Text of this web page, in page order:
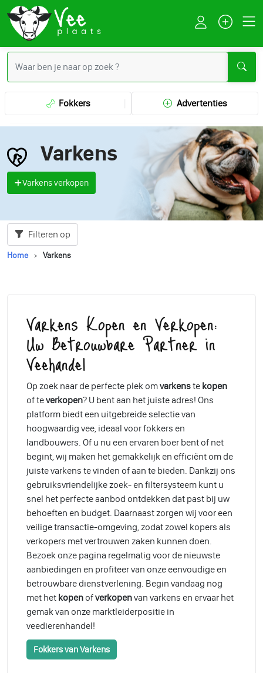
Fokkers Advertenties
Varkens
Varkens verkopen
Filteren op
Home Varkens
Varkens Kopen en Verkopen:
Uw Betrouwbare Partner in
Veehandel
Op zoek naar de perfecte plek omvarkenste kopen
of teverkopen? U bent aan het juiste adres! Ons
platform biedt een uitgebreide selectie van
hoogwaardig vee, ideaal voor fokkers en
landbouwers. Of u nu een ervaren boer bent of net
begint, wij maken het gemakkelijk en efficiënt om de
juiste varkens te vinden of aan te bieden. Dankzij ons
gebruiksvriendelijke zoek- en filtersysteem kunt u
snel het perfecte aanbod ontdekken dat past bij uw
behoeften en budget. Daarnaast zorgen wij voor een
veilige transactie-omgeving, zodat zowel kopers als
verkopers met vertrouwen zaken kunnen doen.
Bezoek onze pagina regelmatig voor de nieuwste
aanbiedingen en profiteer van onze eenvoudige en
betrouwbare dienstverlening. Begin vandaag nog
met het kopen ofverkopenvan varkens en ervaar het
gemak van onze marktleiderpositie in
veedierenhandel!
Fokkers van Varkens